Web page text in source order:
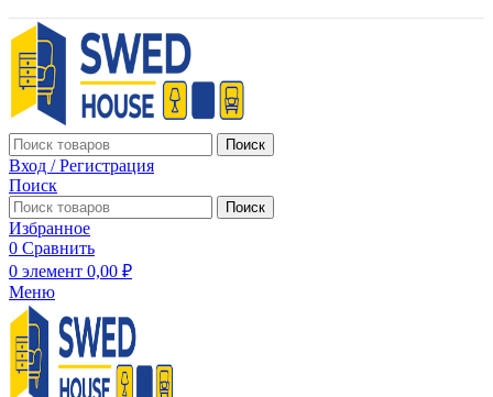
Поиск
Вход / Регистрация
Поиск
Поиск
Избранное
0 Сравнить
0 элемент 0,00 ₽
Меню